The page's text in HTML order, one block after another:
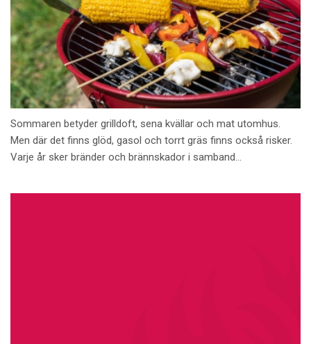
Sommaren betyder grilldoft, sena kvällar och mat utomhus.
Men där det finns glöd, gasol och torrt gräs finns också risker.
Varje år sker bränder och brännskador i samband...